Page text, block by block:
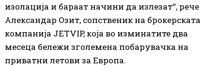
изолација и бараат начини да излезат“, рече
Александар Озит, сопственик на брокерската
компанија JETVIP, која во изминатите два
месеца бележи зголемена побарувачка на
приватни летови за Европа.